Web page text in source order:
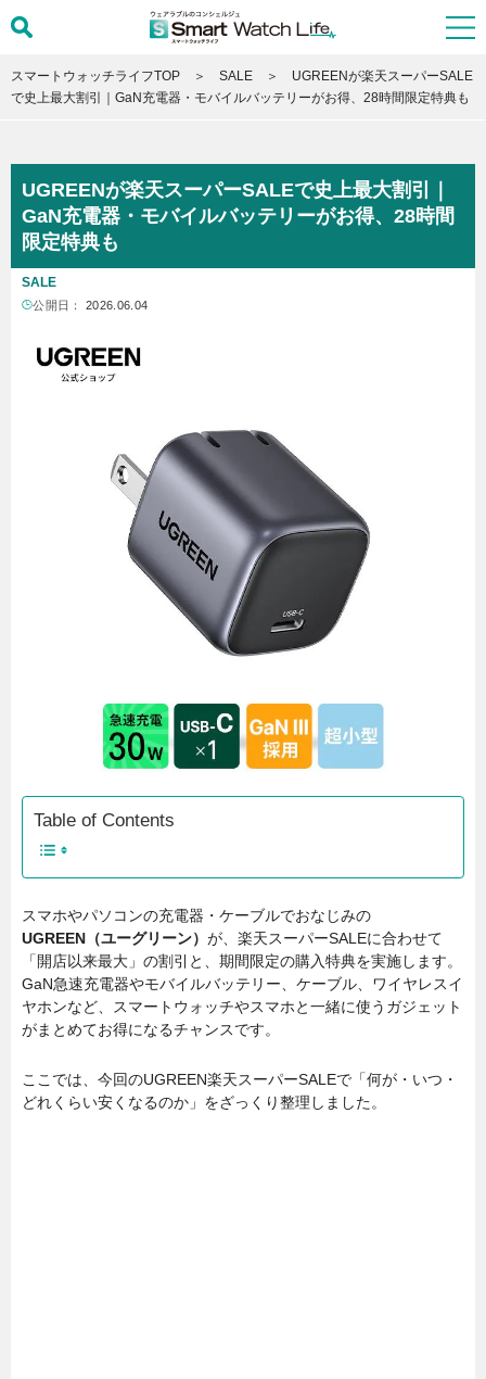
スマートウォッチライフTOP SALE
UGREENが楽天スーパーSALE
で史上最大割引｜GaN充電器・モバイルバッテリーがお得、28時間限定特典も
UGREENが楽天スーパーSALEで史上最大割引｜
GaN充電器・モバイルバッテリーがお得、28時間
限定特典も
SALE
公開日： 2026.06.04
Table of Contents
スマホやパソコンの充電器・ケーブルでおなじみの
UGREEN（ユーグリーン） が、楽天スーパーSALEに合わせて
「開店以来最大」の割引と、期間限定の購入特典を実施します。
GaN急速充電器やモバイルバッテリー、ケーブル、ワイヤレスイ
ヤホンなど、スマートウォッチやスマホと一緒に使うガジェット
がまとめてお得になるチャンスです。
ここでは、今回のUGREEN楽天スーパーSALEで「何が・いつ・
どれくらい安くなるのか」をざっくり整理しました。